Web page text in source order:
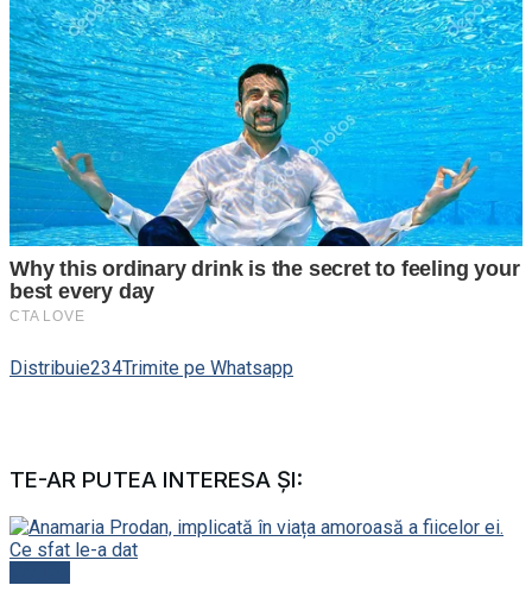
Distribuie234Trimite pe Whatsapp
TE-AR PUTEA INTERESA ȘI: